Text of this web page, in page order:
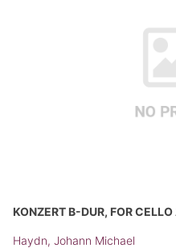
KONZERT B-DUR, FOR
Haydn, Johann Michael